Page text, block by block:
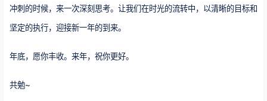
冲刺的时候，来一次深刻思考。让我们在时光的流转中，以清晰的目标和
坚定的执行，迎接新一年的到来。
年底，愿你丰收。来年，祝你更好。
共勉~